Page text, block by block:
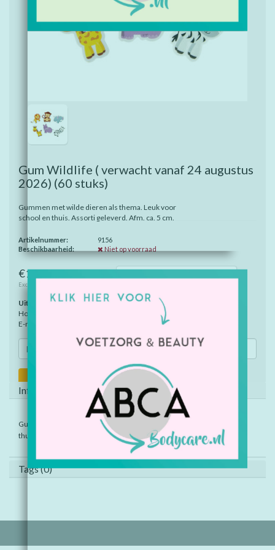
Gum Wildlife ( verwacht vanaf 24 augustus
2026) (60 stuks)
Gummen met wilde dieren als thema. Leuk voor
school en thuis. Assorti geleverd. Afm. ca. 5 cm.
Artikelnummer:
9156
Beschikbaarheid:
Niet op voorraad
€16,00
Excl. btw
Niet op voorraad
Uitverkocht
Houd mij op de hoogte wanneer dit product weer op voorraad is
E-mail
Hou me op de hoogte
Informatie
Gummen met wilde dieren als thema. Leuk voor school en
thuis.
Assorti geleverd. Afm. ca. 5 cm.
Tags (0)